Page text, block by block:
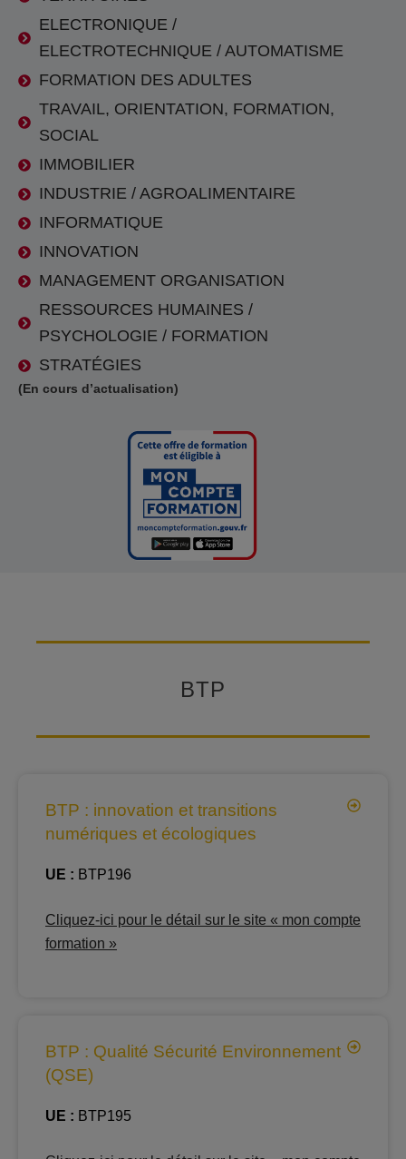
ELECTRONIQUE /
ELECTROTECHNIQUE / AUTOMATISME
FORMATION DES ADULTES
TRAVAIL, ORIENTATION, FORMATION,
SOCIAL
IMMOBILIER
INDUSTRIE / AGROALIMENTAIRE
INFORMATIQUE
INNOVATION
MANAGEMENT ORGANISATION
RESSOURCES HUMAINES /
PSYCHOLOGIE / FORMATION
STRATÉGIES
(En cours d’actualisation)
BTP
BTP : innovation et transitions
numériques et écologiques
UE : BTP196
Cliquez-ici pour le détail sur le site « mon compte
formation »
BTP : Qualité Sécurité Environnement
(QSE)
UE : BTP195